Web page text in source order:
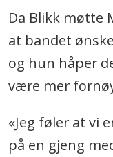
Da Blikk møtte
at bandet
og hun håper
være mer
«Jeg føler at vi
på en gjeng